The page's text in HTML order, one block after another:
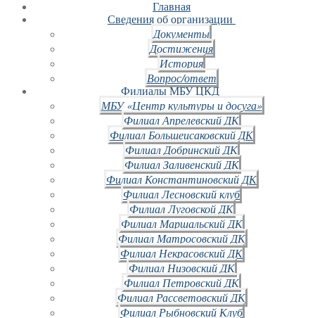
Главная
Сведения об организации
Документы
Достижения
История
Вопрос/ответ
Филиалы МБУ ЦКД
МБУ «Центр культуры и досуга»
Филиал Апрелевский ДК
Филиал Большеисаковский ДК
Филиал Добринский ДК
Филиал Заливенский ДК
Филиал Константиновский ДК
Филиал Лесновский клуб
Филиал Луговской ДК
Филиал Маршальский ДК
Филиал Матросовский ДК
Филиал Некрасовский ДК
Филиал Низовский ДК
Филиал Петровский ДК
Филиал Рассветовский ДК
Филиал Рыбновский Клуб